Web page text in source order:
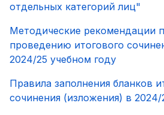
отдельных категорий лиц"
Методические рекомендации
проведению итогового
2024/25 учебном году
Правила заполнения бланков
сочинения (изложения) в